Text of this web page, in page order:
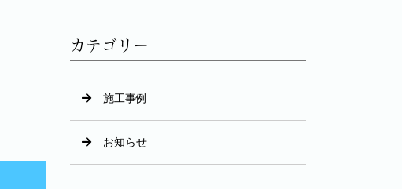
カテゴリー
施工事例
お知らせ